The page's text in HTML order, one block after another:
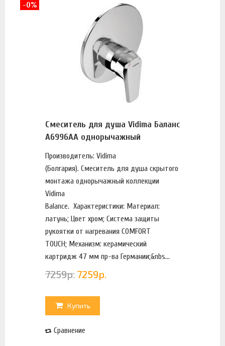
Смеситель для душа Vidima Баланс
A6996AA однорычажный
Производитель: Vidima
(Болгария). Смеситель для душа скрытого
монтажа однорычажный коллекции
Vidima
Balance. Характеристики: Материал:
латунь; Цвет хром; Система защиты
рукоятки от нагревания COMFORT
TOUCH; Механизм: керамический
картридж 47 мм пр-ва Германии;&nbs...
7259р. 7259р.
Купить
Сравнение
-0%